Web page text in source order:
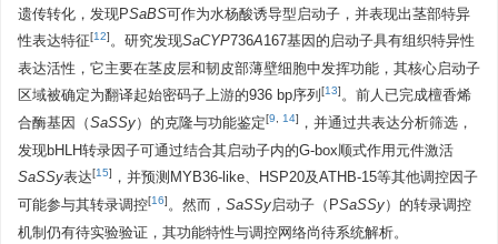
遗传转化，发现PSaBS可作为水杨酸诱导型启动子，并表现出茎部特异
性表达特征[12]。研究发现SaCYP736A167基因的启动子具有组织特异性
表达活性，它主要在茎皮层和韧皮部薄壁细胞中发挥功能，其核心启动子
区域被确定为翻译起始密码子上游的936 bp序列 [13]。前人已完成檀香烯
合酶基因（SaSSy）的克隆与功能鉴定[9 14] ，并通过共表达分析筛选，
发现bHLH转录因子可通过结合其启动子内的G-box顺式作用元件激活
SaSSy表达[15] ，并预测MYB36-like、HSP20及ATHB-15等其他调控因子
可能参与其转录调控[16]。然而， SaSSy启动子（PSaSSy）的转录调控
机制仍有待实验验证，其功能特性与调控网络尚待系统解析。